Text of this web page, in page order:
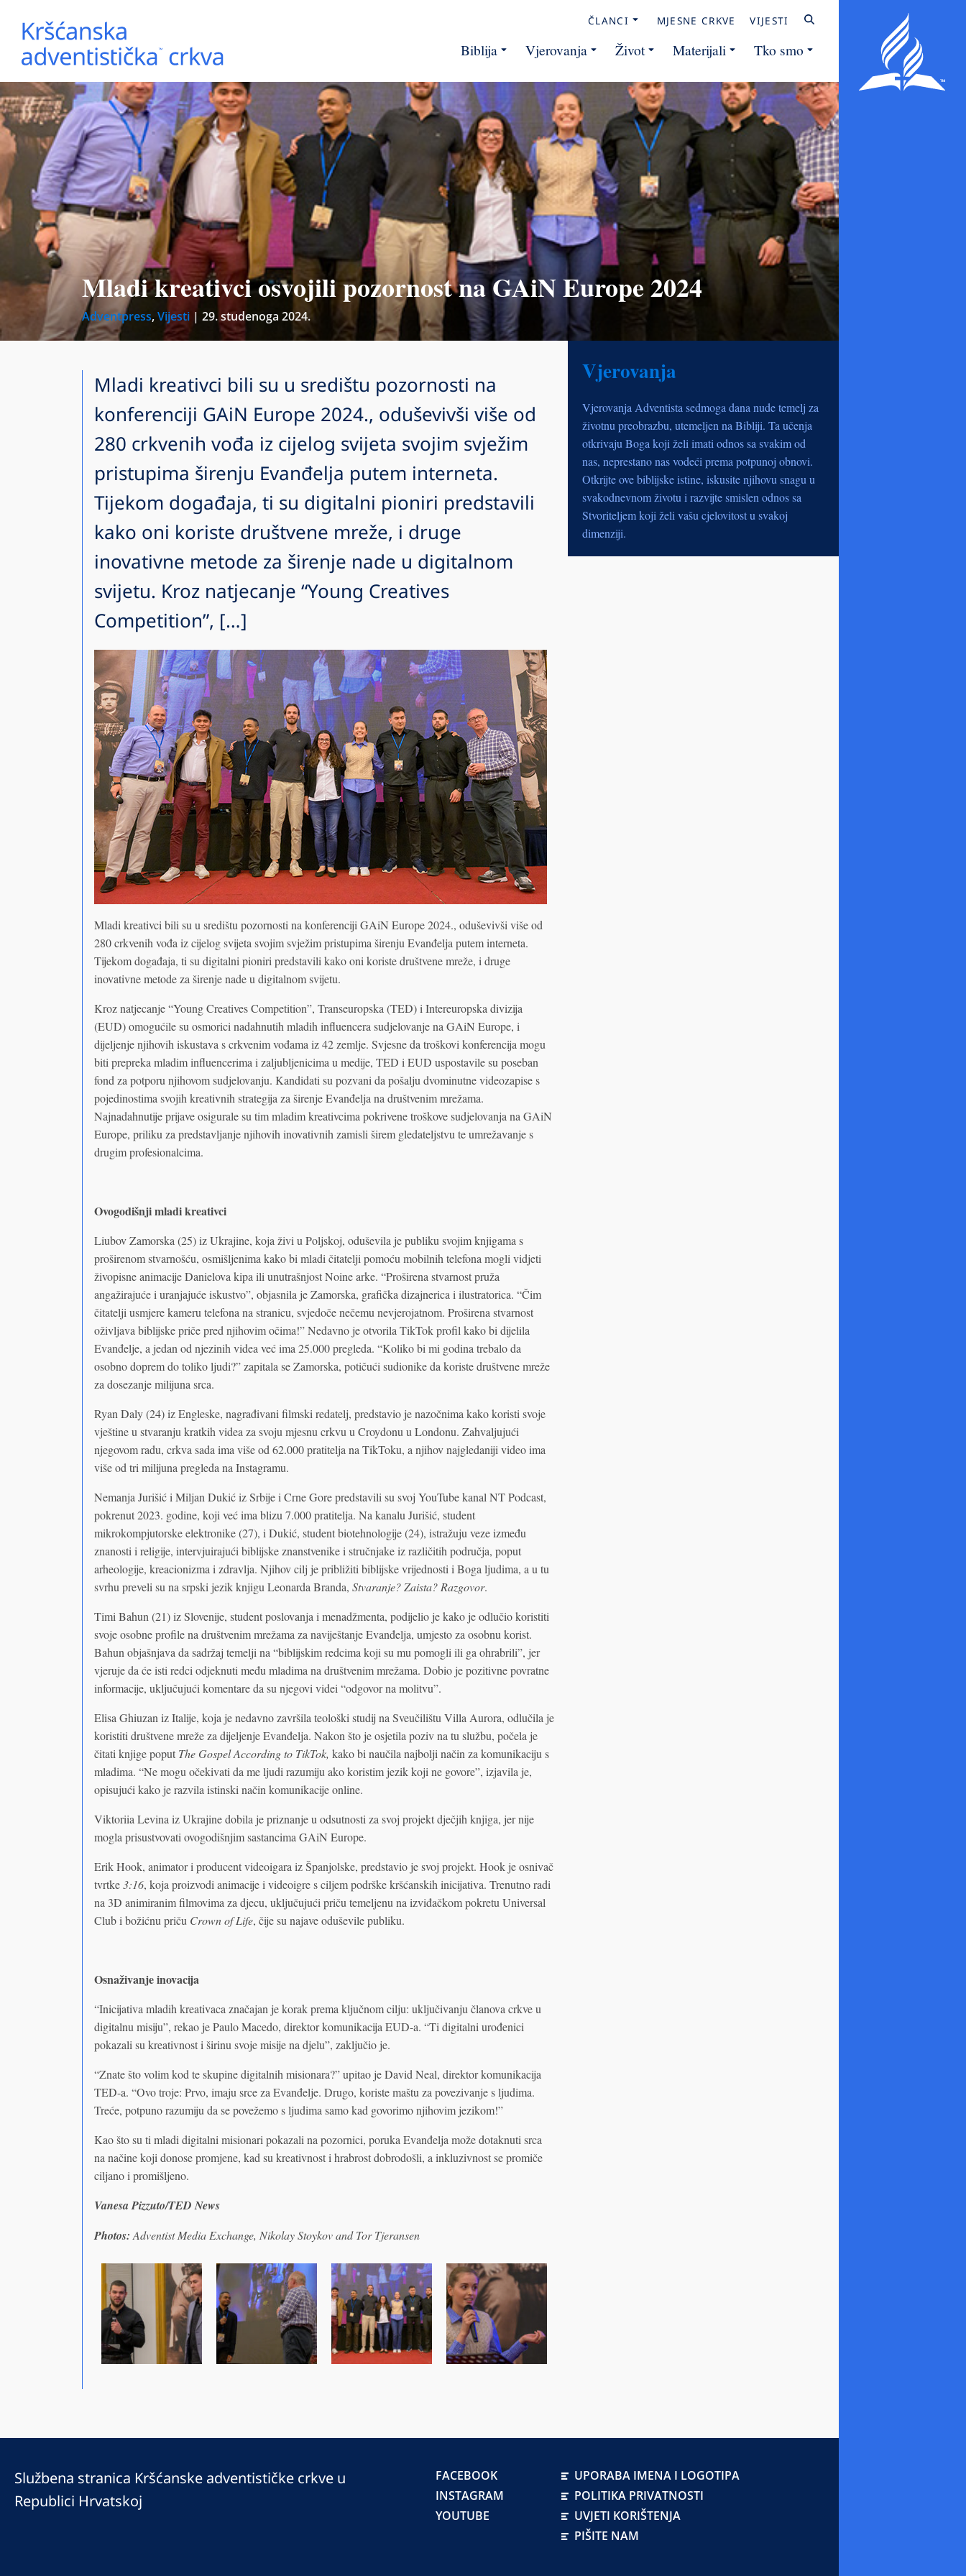
ČLANCI MJESNE CRKVE VIJESTI
Biblija Vjerovanja Život Materijali Tko smo
Mladi kreativci osvojili pozornost na GAiN Europe 2024
Adventpress,Vijesti| 29. studenoga 2024.
Mladi kreativci bili su u središtu pozornosti na
konferenciji GAiN Europe 2024., oduševivši više od
280 crkvenih vođa iz cijelog svijeta svojim svježim
pristupima širenju Evanđelja putem interneta.
Tijekom događaja, ti su digitalni pioniri predstavili
kako oni koriste društvene mreže, i druge
inovativne metode za širenje nade u digitalnom
svijetu. Kroz natjecanje “Young Creatives
Competition”, […]
Mladi kreativci bili su u središtu pozornosti na konferenciji GAiN Europe 2024., oduševivši više od
280 crkvenih vođa iz cijelog svijeta svojim svježim pristupima širenju Evanđelja putem interneta.
Tijekom događaja, ti su digitalni pioniri predstavili kako oni koriste društvene mreže, i druge
inovativne metode za širenje nade u digitalnom svijetu.
Kroz natjecanje “Young Creatives Competition”, Transeuropska (TED) i Intereuropska divizija
(EUD) omogućile su osmorici nadahnutih mladih influencera sudjelovanje na GAiN Europe, i
dijeljenje njihovih iskustava s crkvenim vođama iz 42 zemlje. Svjesne da troškovi konferencija mogu
biti prepreka mladim influencerima i zaljubljenicima u medije, TED i EUD uspostavile su poseban
fond za potporu njihovom sudjelovanju. Kandidati su pozvani da pošalju dvominutne videozapise s
pojedinostima svojih kreativnih strategija za širenje Evanđelja na društvenim mrežama.
Najnadahnutije prijave osigurale su tim mladim kreativcima pokrivene troškove sudjelovanja na GAiN
Europe, priliku za predstavljanje njihovih inovativnih zamisli širem gledateljstvu te umrežavanje s
drugim profesionalcima.
Ovogodišnji mladi kreativci
Liubov Zamorska (25) iz Ukrajine, koja živi u Poljskoj, oduševila je publiku svojim knjigama s
proširenom stvarnošću, osmišljenima kako bi mladi čitatelji pomoću mobilnih telefona mogli vidjeti
živopisne animacije Danielova kipa ili unutrašnjost Noine arke. “Proširena stvarnost pruža
angažirajuće i uranjajuće iskustvo”, objasnila je Zamorska, grafička dizajnerica i ilustratorica. “Čim
čitatelji usmjere kameru telefona na stranicu, svjedoče nečemu nevjerojatnom. Proširena stvarnost
oživljava biblijske priče pred njihovim očima!” Nedavno je otvorila TikTok profil kako bi dijelila
Evanđelje, a jedan od njezinih videa već ima 25.000 pregleda. “Koliko bi mi godina trebalo da
osobno doprem do toliko ljudi?” zapitala se Zamorska, potičući sudionike da koriste društvene mreže
za dosezanje milijuna srca.
Ryan Daly (24) iz Engleske, nagrađivani filmski redatelj, predstavio je nazočnima kako koristi svoje
vještine u stvaranju kratkih videa za svoju mjesnu crkvu u Croydonu u Londonu. Zahvaljujući
njegovom radu, crkva sada ima više od 62.000 pratitelja na TikToku, a njihov najgledaniji video ima
više od tri milijuna pregleda na Instagramu.
Nemanja Jurišić i Miljan Dukić iz Srbije i Crne Gore predstavili su svoj YouTube kanal NT Podcast,
pokrenut 2023. godine, koji već ima blizu 7.000 pratitelja. Na kanalu Jurišić, student
mikrokompjutorske elektronike (27), i Dukić, student biotehnologije (24), istražuju veze između
znanosti i religije, intervjuirajući biblijske znanstvenike i stručnjake iz različitih područja, poput
arheologije, kreacionizma i zdravlja. Njihov cilj je približiti biblijske vrijednosti i Boga ljudima, a u tu
svrhu preveli su na srpski jezik knjigu Leonarda Branda, Stvaranje? Zaista? Razgovor.
Timi Bahun (21) iz Slovenije, student poslovanja i menadžmenta, podijelio je kako je odlučio koristiti
svoje osobne profile na društvenim mrežama za naviještanje Evanđelja, umjesto za osobnu korist.
Bahun objašnjava da sadržaj temelji na “biblijskim redcima koji su mu pomogli ili ga ohrabrili”, jer
vjeruje da će isti redci odjeknuti među mladima na društvenim mrežama. Dobio je pozitivne povratne
informacije, uključujući komentare da su njegovi videi “odgovor na molitvu”.
Elisa Ghiuzan iz Italije, koja je nedavno završila teološki studij na Sveučilištu Villa Aurora, odlučila je
koristiti društvene mreže za dijeljenje Evanđelja. Nakon što je osjetila poziv na tu službu, počela je
čitati knjige poput The Gospel According to TikTok, kako bi naučila najbolji način za komunikaciju s
mladima. “Ne mogu očekivati da me ljudi razumiju ako koristim jezik koji ne govore”, izjavila je,
opisujući kako je razvila istinski način komunikacije online.
Viktoriia Levina iz Ukrajine dobila je priznanje u odsutnosti za svoj projekt dječjih knjiga, jer nije
mogla prisustvovati ovogodišnjim sastancima GAiN Europe.
Erik Hook, animator i producent videoigara iz Španjolske, predstavio je svoj projekt. Hook je osnivač
tvrtke3:16, koja proizvodi animacije i videoigre s ciljem podrške kršćanskih inicijativa. Trenutno radi
na 3D animiranim filmovima za djecu, uključujući priču temeljenu na izviđačkom pokretu Universal
Club i božićnu priču Crown of Life, čije su najave oduševile publiku.
Osnaživanje inovacija
“Inicijativa mladih kreativaca značajan je korak prema ključnom cilju: uključivanju članova crkve u
digitalnu misiju”, rekao je Paulo Macedo, direktor komunikacija EUD-a. “Ti digitalni urođenici
pokazali su kreativnost i širinu svoje misije na djelu”, zaključio je.
“Znate što volim kod te skupine digitalnih misionara?” upitao je David Neal, direktor komunikacija
TED-a. “Ovo troje: Prvo, imaju srce za Evanđelje. Drugo, koriste maštu za povezivanje s ljudima.
Treće, potpuno razumiju da se povežemo s ljudima samo kad govorimo njihovim jezikom!”
Kao što su ti mladi digitalni misionari pokazali na pozornici, poruka Evanđelja može dotaknuti srca
na načine koji donose promjene, kad su kreativnost i hrabrost dobrodošli, a inkluzivnost se promiče
ciljano i promišljeno.
Vanesa Pizzuto/TED News
Photos: Adventist Media Exchange, Nikolay Stoykov and Tor Tjeransen
Vjerovanja
Vjerovanja Adventista sedmoga dana nude temelj za
životnu preobrazbu, utemeljen na Bibliji. Ta učenja
otkrivaju Boga koji želi imati odnos sa svakim od
nas, neprestano nas vodeći prema potpunoj obnovi.
Otkrijte ove biblijske istine, iskusite njihovu snagu u
svakodnevnom životu i razvijte smislen odnos sa
Stvoriteljem koji želi vašu cjelovitost u svakoj
dimenziji.
Službena stranica Kršćanske adventističke crkve u
Republici Hrvatskoj
FACEBOOK
INSTAGRAM
YOUTUBE
UPORABA IMENA I LOGOTIPA
POLITIKA PRIVATNOSTI
UVJETI KORIŠTENJA
PIŠITE NAM